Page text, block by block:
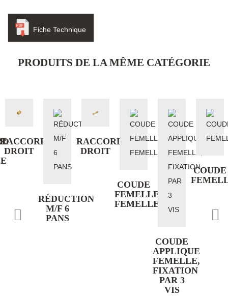
Fiche Technique
PRODUITS DE LA MÊME CATÉGORIE
RÉDUCTION
M/F 6
PANS
RACCORD
DROIT
FEMELLE
FEMELLE
APPLIQUE
FEMELLE,
FIXATION
COUDE
FEMELLE
TÉ